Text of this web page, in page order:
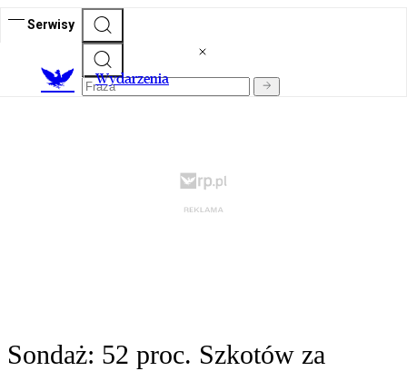
Serwisy
Wydarzenia
Sondaż: 52 proc. Szkotów za